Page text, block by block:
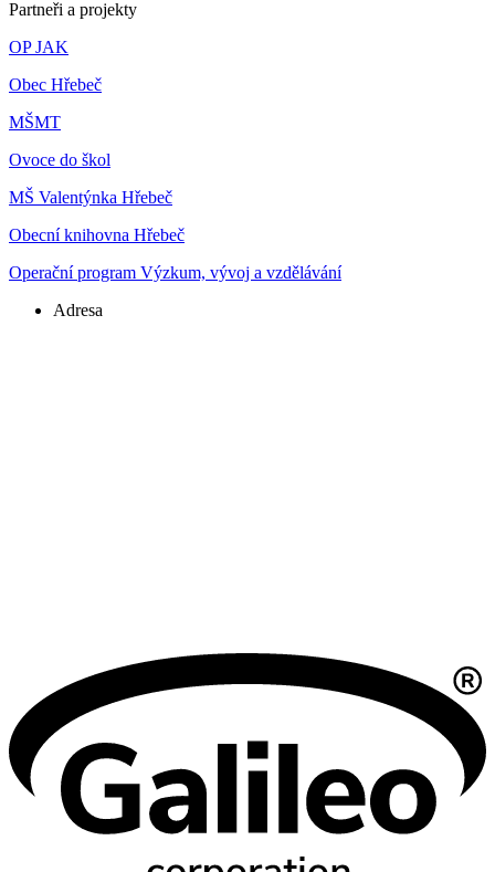
Partneři a projekty
OP JAK
Obec Hřebeč
MŠMT
Ovoce do škol
MŠ Valentýnka Hřebeč
Obecní knihovna Hřebeč
Operační program Výzkum, vývoj a vzdělávání
Adresa